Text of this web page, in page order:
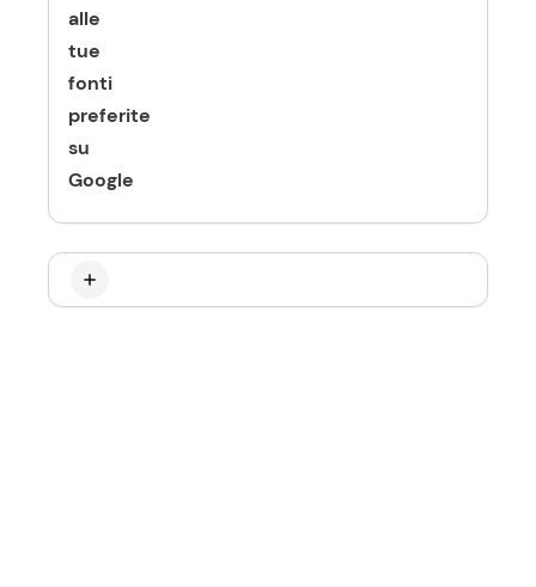
alle
tue
fonti
preferite
su
Google